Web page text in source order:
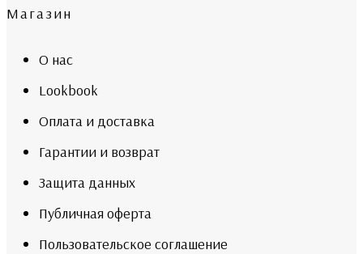
Магазин
О нас
Lookbook
Оплата и доставка
Гарантии и возврат
Защита данных
Публичная оферта
Пользовательское соглашение